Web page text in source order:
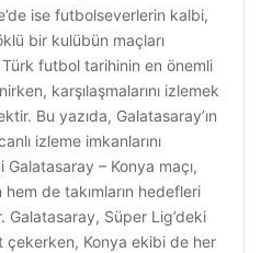
ise futbolseverlerin kalbi,
bir kulübün maçları
Türk futbol tarihinin en önemli
karşılaşmalarını izlemek
Bu yazıda, Galatasaray’ın
izleme imkanlarını
– Konya maçı,
hem de takımların hedefleri
Galatasaray, Süper Lig’deki
çekerken, Konya ekibi de her